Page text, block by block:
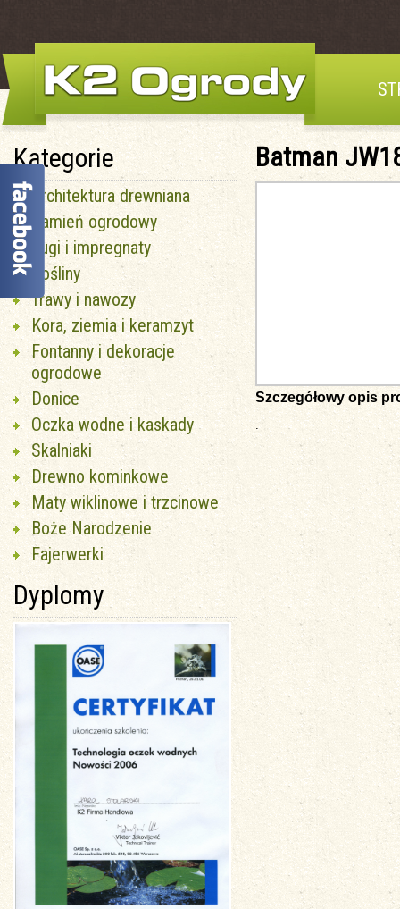
Kategorie
Architektura drewniana
Kamień ogrodowy
Fugi i impregnaty
Rośliny
Trawy i nawozy
Kora, ziemia i keramzyt
Fontanny i dekoracje
ogrodowe
Donice
Oczka wodne i kaskady
Skalniaki
Drewno kominkowe
Maty wiklinowe i trzcinowe
Boże Narodzenie
Fajerwerki
Dyplomy
Batman
Szczegółowy opis
.